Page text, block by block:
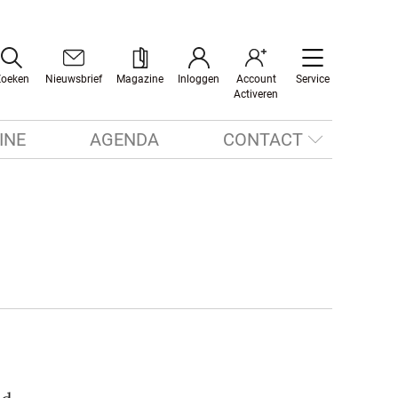
Nieuwsbrief Magazine Inloggen
Account
Activeren
Service
AGENDA CONTACT